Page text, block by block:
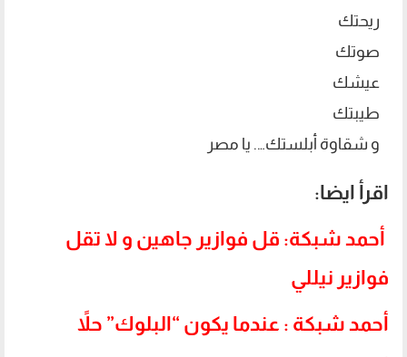
ريحتك
صوتك
عيشك
طيبتك
و شقاوة أبلستك…. يا مصر
اقرأ ايضا:
أحمد شبكة: قل فوازير جاهين و لا تقل
فوازير نيللي
أحمد شبكة : عندما يكون “البلوك” حلاً